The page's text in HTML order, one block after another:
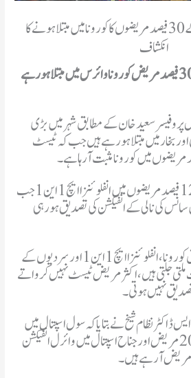
کراچی میں نزلہ کھانسی کے 30 فیصد مریضوں کا کورونا میں مبتلا ہونے کا
انکشاف
کراچی میں نزلہ کھانسی کے 30 فیصد مریض کورونا وائرس میں مبتلا ہورہے
پروفیسرسعید خان کے مطابق شہر میں بڑی
بخار میں مبتلا ہورہے ہیں جب کہ ٹیسٹ
انہوں نے بتایا کہ 10 سے 12 فیصد مریضوں میں انفلوئنزا ایچ 1 این 1 جب
میں سانس کی نالی کے انفیکشن کی تصدیق ہورہی
پروفیسر سعید خان کے مطابق کورونا، انفلوئنزا ایچ 1 این 1 اور سردیوں کے
ملتی جلتی ہیں، اکثر مریض ٹیسٹ نہیں کرواتے
نہیں ہوتی۔
نظام شیخ نے بتایا کہ سول اسپتال میں
وائرل انفیکشن کے یومیہ 200 مریض اور جناح اسپتال میں وائرل انفیکشن